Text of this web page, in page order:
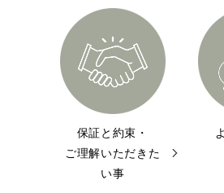
保証と約束・
ご理解いただきた
い事